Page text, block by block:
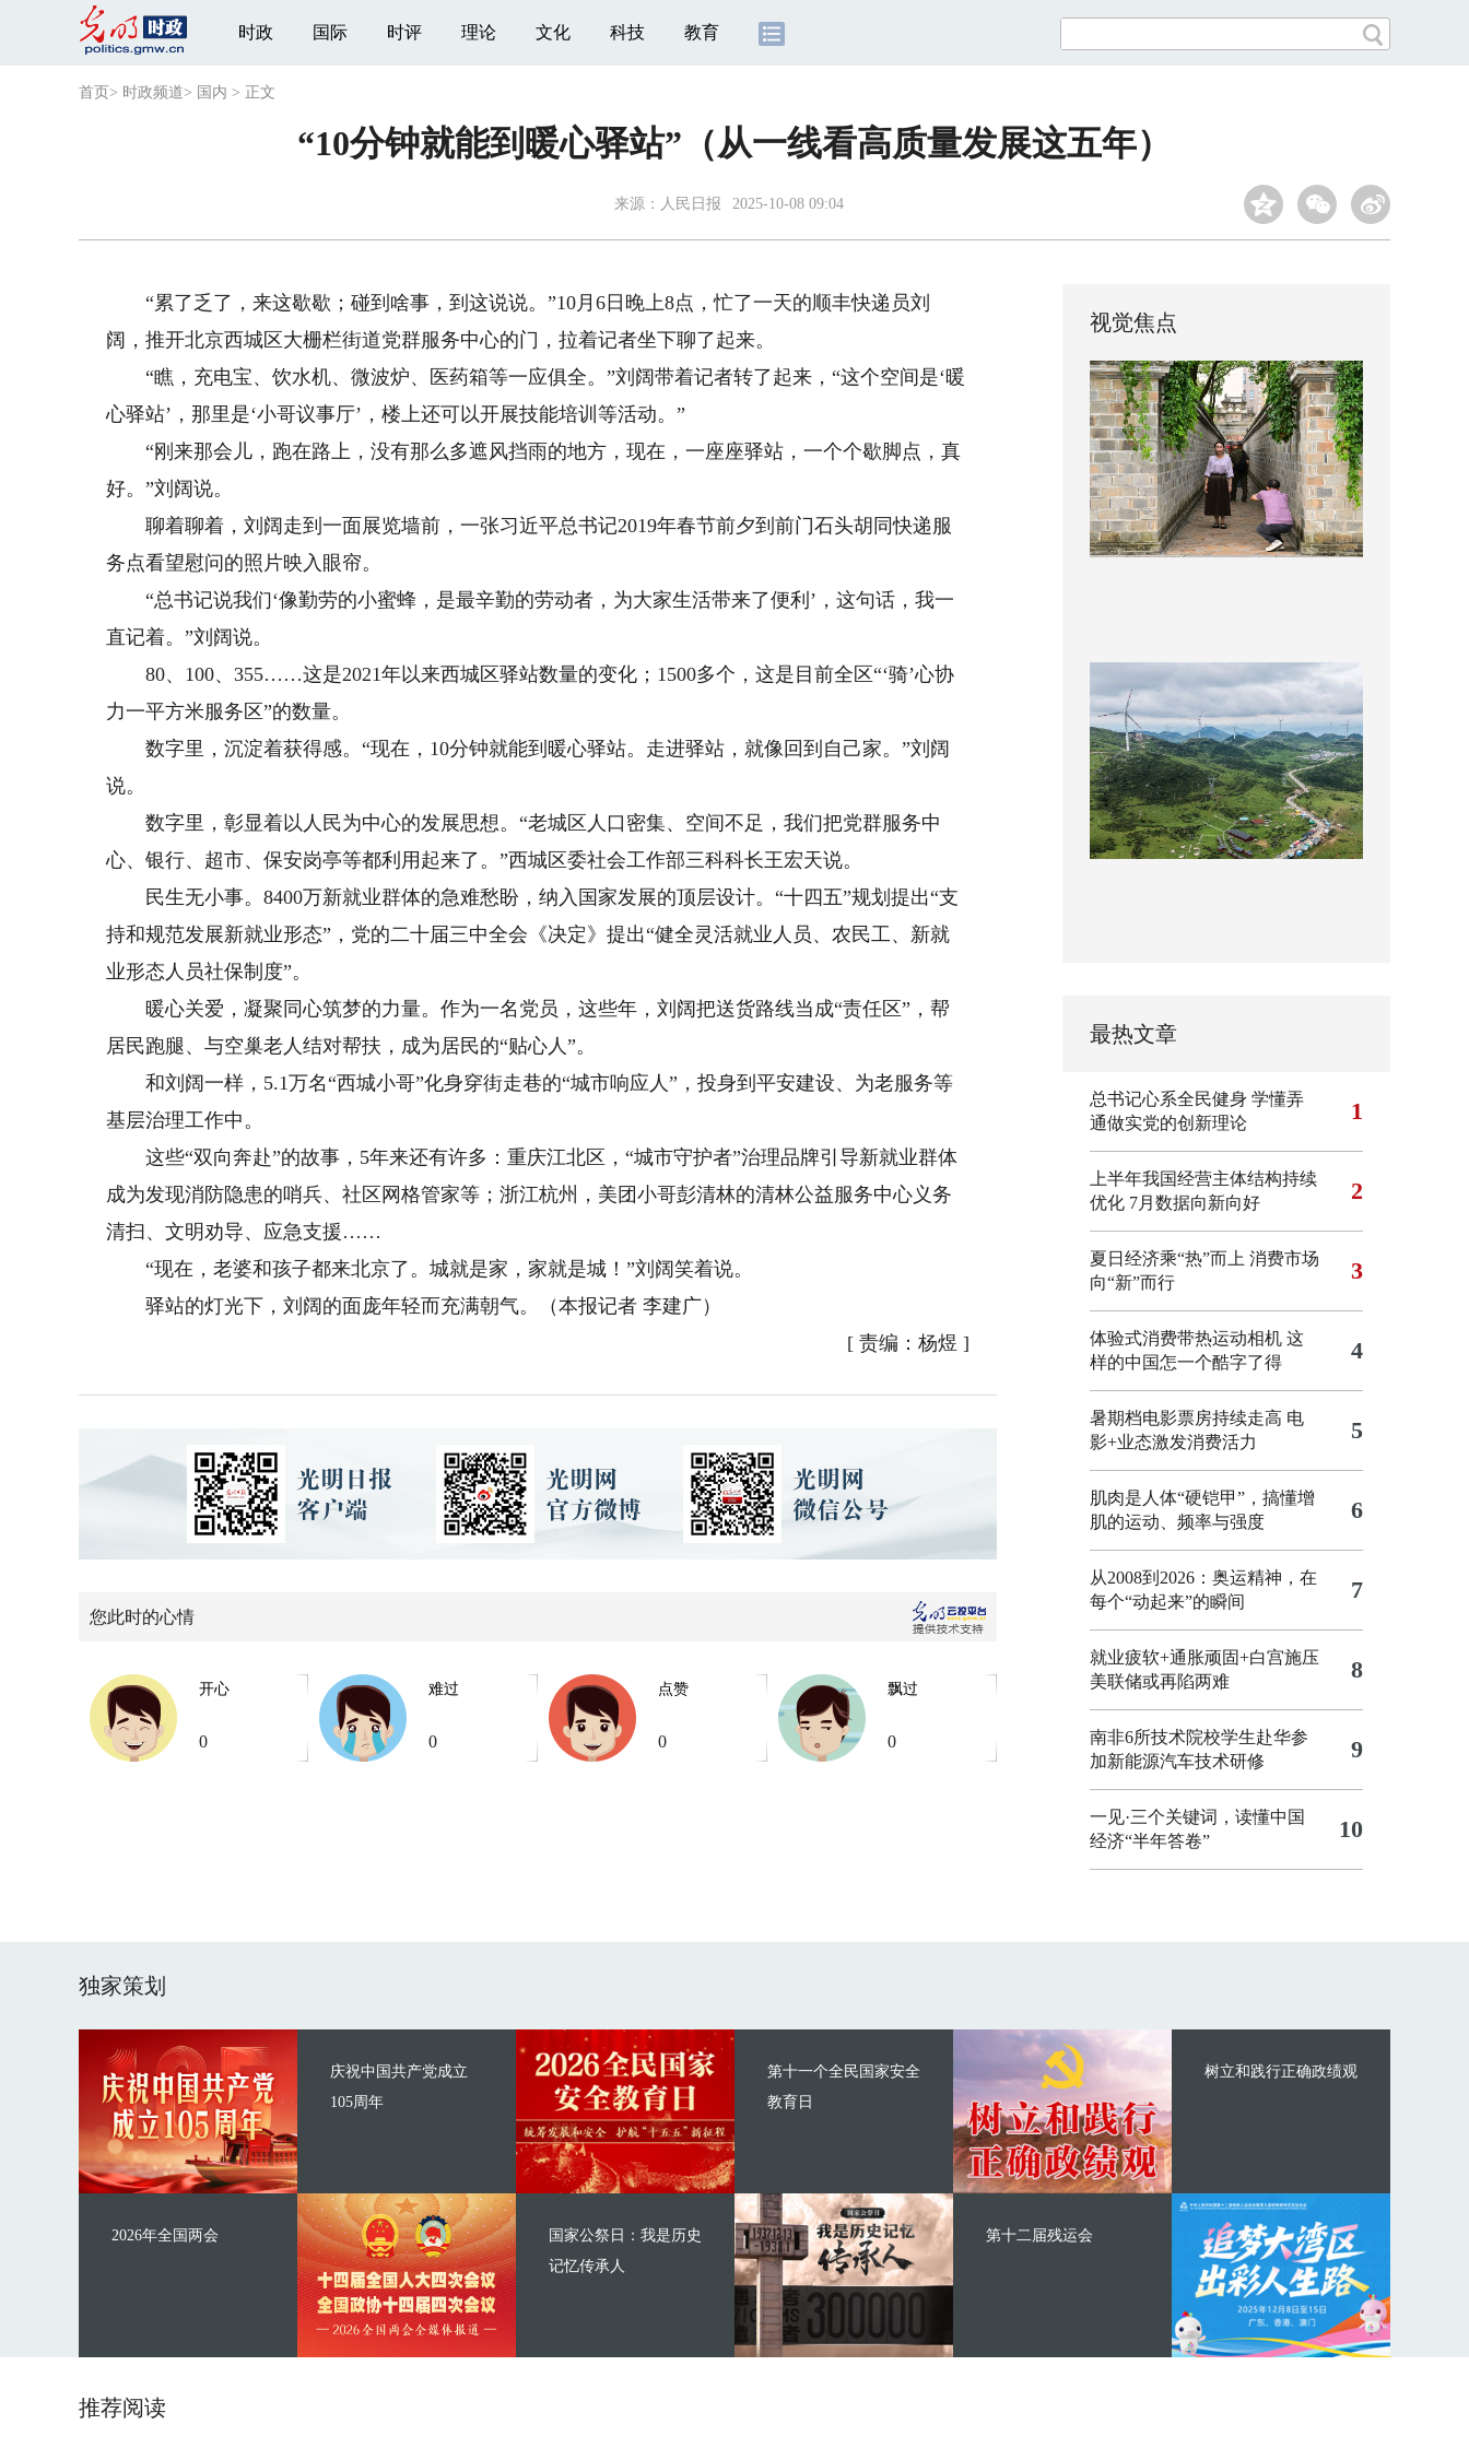
时政 国际 时评 理论 文化 科技 教育
首页 > 时政频道> 国内 > 正文
“10分钟就能到暖心驿站”（从一线看高质量发展这五年）
来源： 人民日报 2025-10-08 09:04
“累了乏了，来这歇歇；碰到啥事，到这说说。”10月6日晚上8点，忙了一天的顺丰快递员刘
阔，推开北京西城区大栅栏街道党群服务中心的门，拉着记者坐下聊了起来。
“瞧，充电宝、饮水机、微波炉、医药箱等一应俱全。”刘阔带着记者转了起来，“这个空间是‘暖
心驿站’，那里是‘小哥议事厅’，楼上还可以开展技能培训等活动。”
“刚来那会儿，跑在路上，没有那么多遮风挡雨的地方，现在，一座座驿站，一个个歇脚点，真
好。”刘阔说。
聊着聊着，刘阔走到一面展览墙前，一张习近平总书记2019年春节前夕到前门石头胡同快递服
务点看望慰问的照片映入眼帘。
“总书记说我们‘像勤劳的小蜜蜂，是最辛勤的劳动者，为大家生活带来了便利’，这句话，我一
直记着。”刘阔说。
80、100、355……这是2021年以来西城区驿站数量的变化；1500多个，这是目前全区“‘骑’心协
力一平方米服务区”的数量。
数字里，沉淀着获得感。“现在，10分钟就能到暖心驿站。走进驿站，就像回到自己家。”刘阔
说。
数字里，彰显着以人民为中心的发展思想。“老城区人口密集、空间不足，我们把党群服务中
心、银行、超市、保安岗亭等都利用起来了。”西城区委社会工作部三科科长王宏天说。
民生无小事。8400万新就业群体的急难愁盼，纳入国家发展的顶层设计。“十四五”规划提出“支
持和规范发展新就业形态”，党的二十届三中全会《决定》提出“健全灵活就业人员、农民工、新就
业形态人员社保制度”。
暖心关爱，凝聚同心筑梦的力量。作为一名党员，这些年，刘阔把送货路线当成“责任区”，帮
居民跑腿、与空巢老人结对帮扶，成为居民的“贴心人”。
和刘阔一样，5.1万名“西城小哥”化身穿街走巷的“城市响应人”，投身到平安建设、为老服务等
基层治理工作中。
这些“双向奔赴”的故事，5年来还有许多：重庆江北区，“城市守护者”治理品牌引导新就业群体
成为发现消防隐患的哨兵、社区网格管家等；浙江杭州，美团小哥彭清林的清林公益服务中心义务
清扫、文明劝导、应急支援……
“现在，老婆和孩子都来北京了。城就是家，家就是城！”刘阔笑着说。
驿站的灯光下，刘阔的面庞年轻而充满朝气。（本报记者 李建广）
[ 责编：杨煜 ]
您此时的心情
开心
0
难过
0
点赞
0
飘过
0
视觉焦点
最热文章
总书记心系全民健身 学懂弄
通做实党的创新理论
1
上半年我国经营主体结构持续
优化 7月数据向新向好 2
夏日经济乘“热”而上 消费市场
向“新”而行
3
体验式消费带热运动相机 这
样的中国怎一个酷字了得
4
暑期档电影票房持续走高 电
影+业态激发消费活力
5
肌肉是人体“硬铠甲”，搞懂增
肌的运动、频率与强度
6
从2008到2026：奥运精神，在
每个“动起来”的瞬间
7
就业疲软+通胀顽固+白宫施压
美联储或再陷两难
8
南非6所技术院校学生赴华参
加新能源汽车技术研修
9
一见·三个关键词，读懂中国
经济“半年答卷”
10
独家策划
庆祝中国共产党成立
105周年
2026年全国两会
第十一个全民国家安全
教育日
国家公祭日：我是历史
记忆传承人
树立和践行正确政绩观
第十二届残运会
推荐阅读